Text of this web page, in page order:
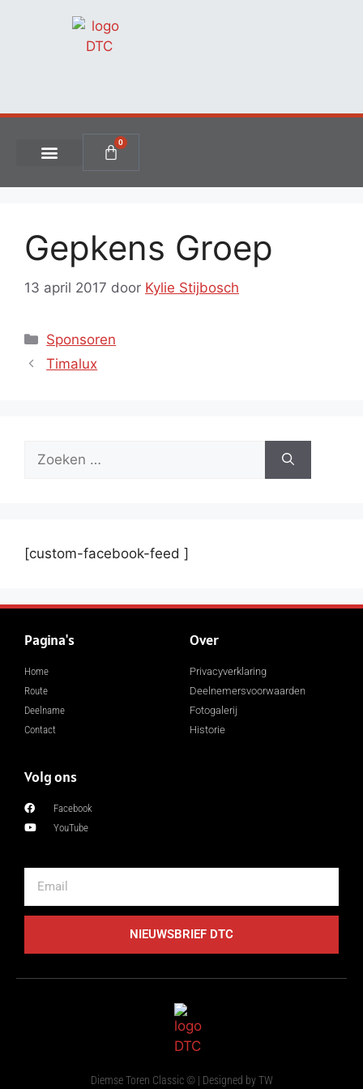
0
Gepkens Groep
13 april 2017 door Kylie Stijbosch
Sponsoren
Timalux
[custom-facebook-feed ]
Pagina's
Home
Route
Deelname
Contact
Over
Privacyverklaring
Deelnemersvoorwaarden
Fotogalerij
Historie
Volg ons
Facebook
YouTube
NIEUWSBRIEF DTC
Diemse Toren Classic © | Designed by TW